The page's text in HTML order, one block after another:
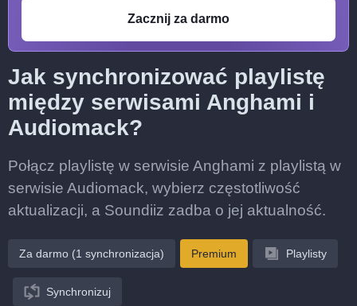
Zacznij za darmo
Jak synchronizować playlistę
między serwisami Anghami i
Audiomack?
Połącz playlistę w serwisie Anghami z playlistą w
serwisie Audiomack, wybierz częstotliwość
aktualizacji, a Soundiiz zadba o jej aktualność.
Za darmo (1 synchronizacja) Premium Playlisty
Synchronizuj